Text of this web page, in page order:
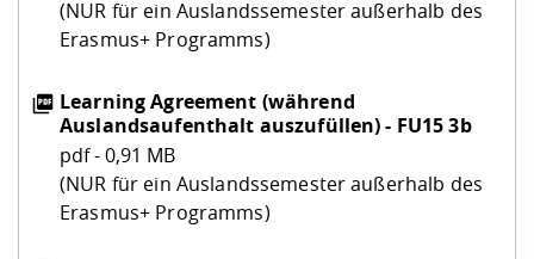
(NUR für ein Auslandssemester außerhalb des
Erasmus+ Programms)
Learning Agreement (während
Auslandsaufenthalt auszufüllen) - FU15 3b
pdf - 0,91 MB
(NUR für ein Auslandssemester außerhalb des
Erasmus+ Programms)